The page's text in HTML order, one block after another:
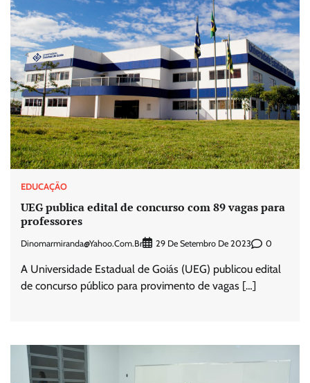
EDUCAÇÃO
UEG publica edital de concurso com 89 vagas para
professores
Dinomarmiranda@yahoo.com.br 29 De Setembro De 2023 0
A Universidade Estadual de Goiás (UEG) publicou edital
de concurso público para provimento de vagas […]